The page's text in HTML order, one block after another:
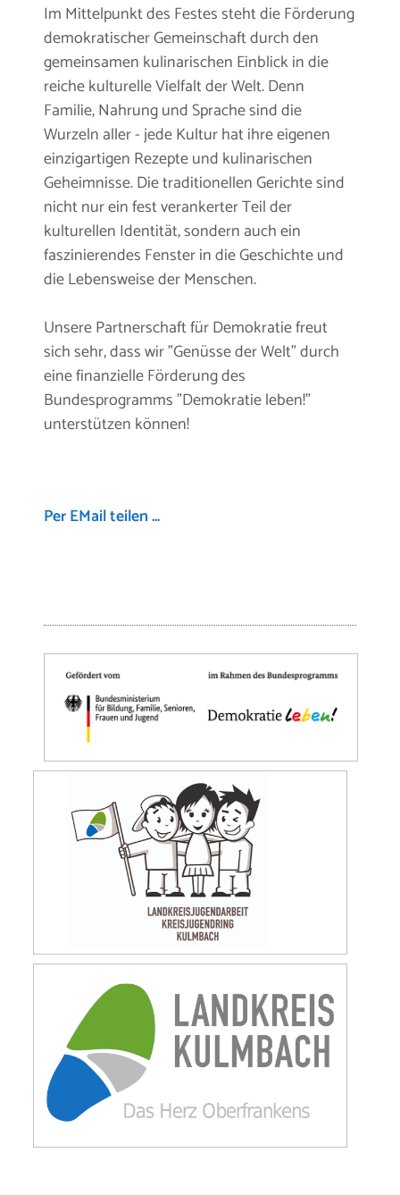
Im Mittelpunkt des Festes steht die Förderung
demokratischer Gemeinschaft durch den
gemeinsamen kulinarischen Einblick in die
reiche kulturelle Vielfalt der Welt. Denn
Familie, Nahrung und Sprache sind die
Wurzeln aller - jede Kultur hat ihre eigenen
einzigartigen Rezepte und kulinarischen
Geheimnisse. Die traditionellen Gerichte sind
nicht nur ein fest verankerter Teil der
kulturellen Identität, sondern auch ein
faszinierendes Fenster in die Geschichte und
die Lebensweise der Menschen.
Unsere Partnerschaft für Demokratie freut
sich sehr, dass wir "Genüsse der Welt" durch
eine finanzielle Förderung des
Bundesprogramms "Demokratie leben!"
unterstützen können!
Per EMail teilen ...